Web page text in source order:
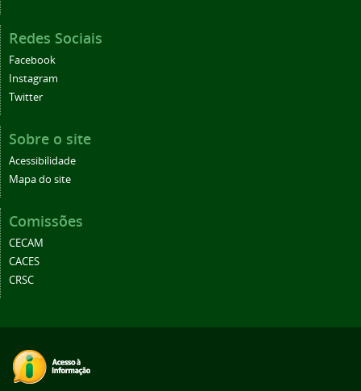
Redes Sociais
Facebook
Instagram
Twitter
Sobre o site
Acessibilidade
Mapa do site
Comissões
CECAM
CACES
CRSC